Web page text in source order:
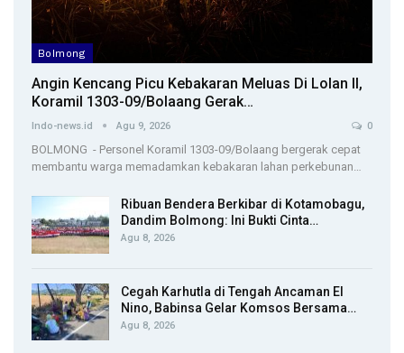
Bolmong
Angin Kencang Picu Kebakaran Meluas Di Lolan II,
Koramil 1303-09/Bolaang Gerak…
Indo-news.id Agu 9, 2026 0
BOLMONG - Personel Koramil 1303-09/Bolaang bergerak cepat
membantu warga memadamkan kebakaran lahan perkebunan…
Ribuan Bendera Berkibar di Kotamobagu,
Dandim Bolmong: Ini Bukti Cinta…
Agu 8, 2026
Cegah Karhutla di Tengah Ancaman El
Nino, Babinsa Gelar Komsos Bersama…
Agu 8, 2026